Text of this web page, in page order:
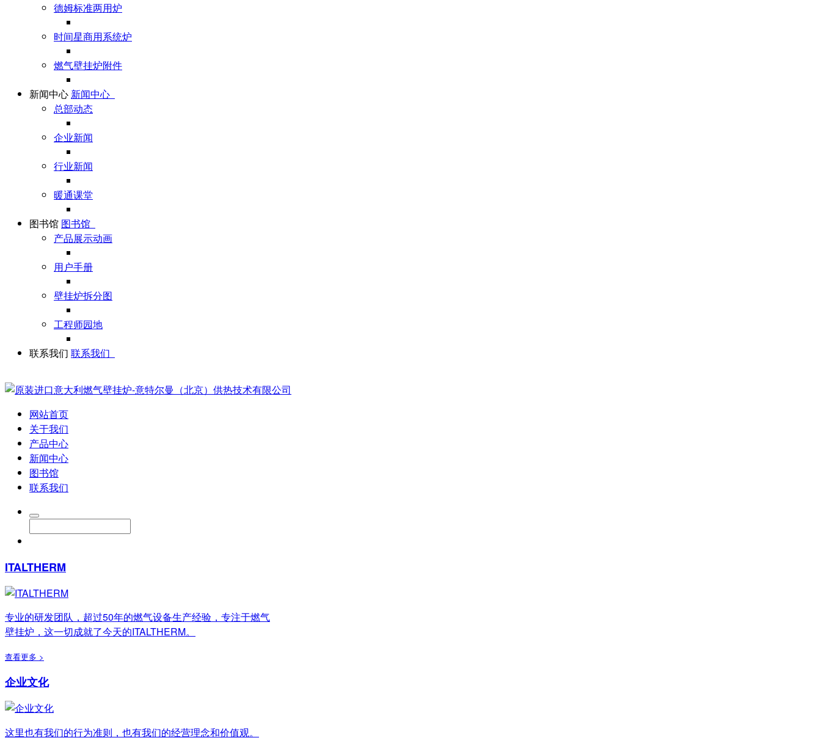
德姆标准两用炉
时间星商用系统炉
燃气壁挂炉附件
新闻中心 新闻中心
总部动态
企业新闻
行业新闻
暖通课堂
图书馆 图书馆
产品展示动画
用户手册
壁挂炉拆分图
工程师园地
联系我们 联系我们
网站首页
关于我们
产品中心
新闻中心
图书馆
联系我们
ITALTHERM
专业的研发团队，超过50年的燃气设备生产经验，专注于燃气
壁挂炉，这一切成就了今天的ITALTHERM。
查看更多 >
企业文化
这里也有我们的行为准则，也有我们的经营理念和价值观。